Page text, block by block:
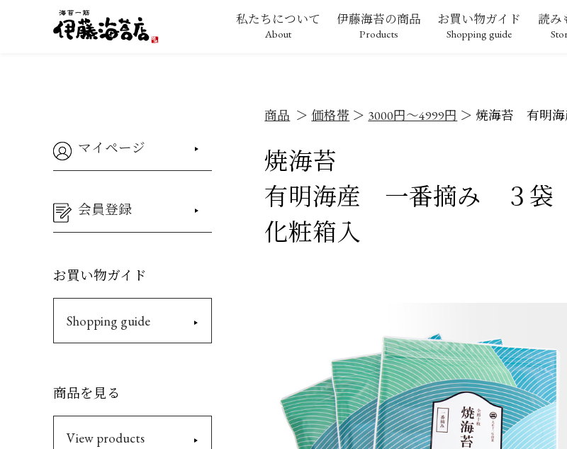
私たちについて
About
伊藤海苔の商品
Products
お買い物ガイド
Shopping guide
読み
マイページ
会員登録
お買い物ガイド
Shopping guide
商品を見る
View products
商品 価格帯 3000円～4999円 焼海苔 有明
焼海苔
有明海産 一番摘み ３袋
化粧箱入